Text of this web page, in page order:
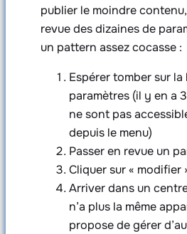
publier le moindre
revue des dizaines de
un pattern assez cocasse :
Espérer tomber sur
paramètres (il y en a
ne sont pas
depuis le menu)
Passer en revue un
Cliquer sur « modifier
Arriver dans un
n’a plus la même
propose de gérer